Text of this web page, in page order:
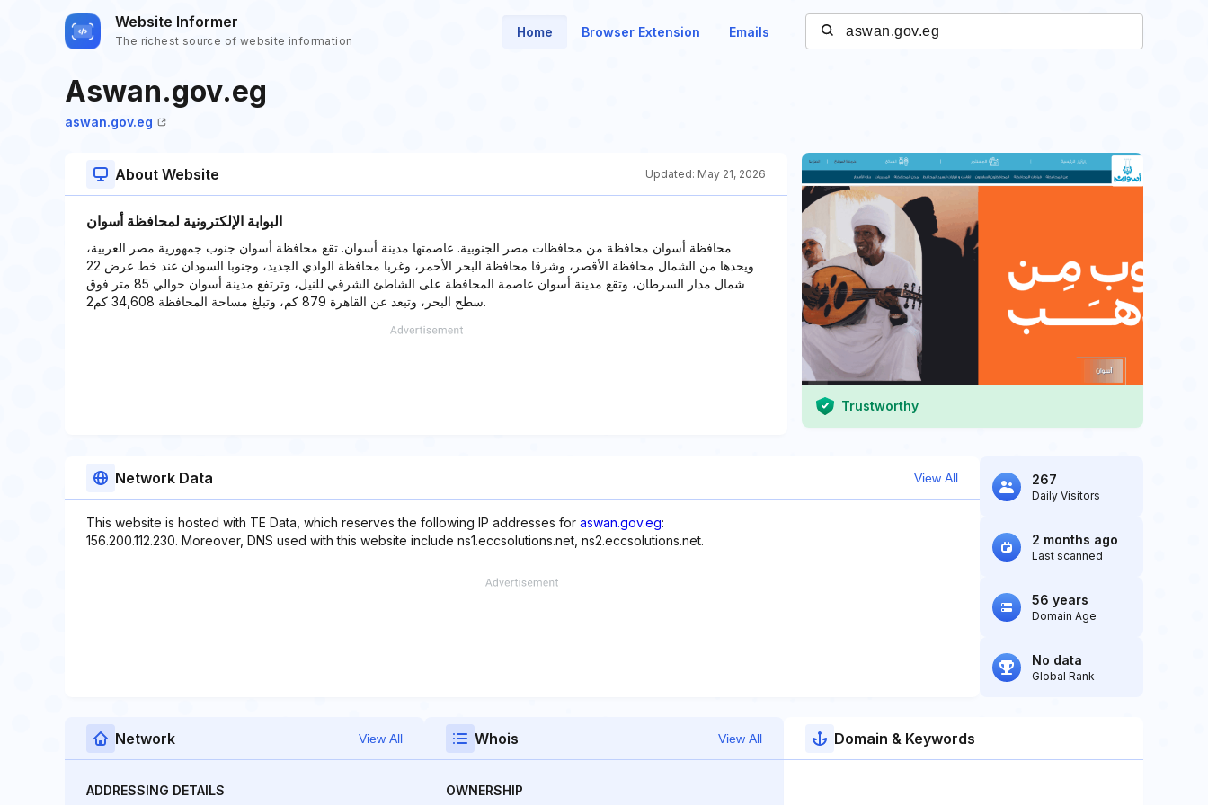
Website Informer
The richest source of website information
Home Browser Extension Emails
Aswan.gov.eg
aswan.gov.eg
About Website Updated: May 21, 2026
البوابة الإلكترونية لمحافظة أسوان
محافظة أسوان محافظة من محافظات مصر الجنوبية. عاصمتها مدينة أسوان. تقع محافظة أسوان جنوب جمهورية مصر العربية،
ويحدها من الشمال محافظة الأقصر، وشرقا محافظة البحر الأحمر، وغربا محافظة الوادي الجديد، وجنوبا السودان عند خط عرض 22
شمال مدار السرطان، وتقع مدينة أسوان عاصمة المحافظة على الشاطئ الشرقي للنيل، وترتفع مدينة أسوان حوالي 85 متر فوق
سطح البحر، وتبعد عن القاهرة 879 كم، وتبلغ مساحة المحافظة 34,608 كم2.
Trustworthy
Network Data View All
This website is hosted with TE Data, which reserves the following IP addresses for aswan.gov.eg:
156.200.112.230. Moreover, DNS used with this website include ns1.eccsolutions.net, ns2.eccsolutions.net.
267
Daily Visitors
2 months ago
Last scanned
56 years
Domain Age
No data
Global Rank
Network View All
ADDRESSING DETAILS
Whois View All
OWNERSHIP
Domain & Keywords